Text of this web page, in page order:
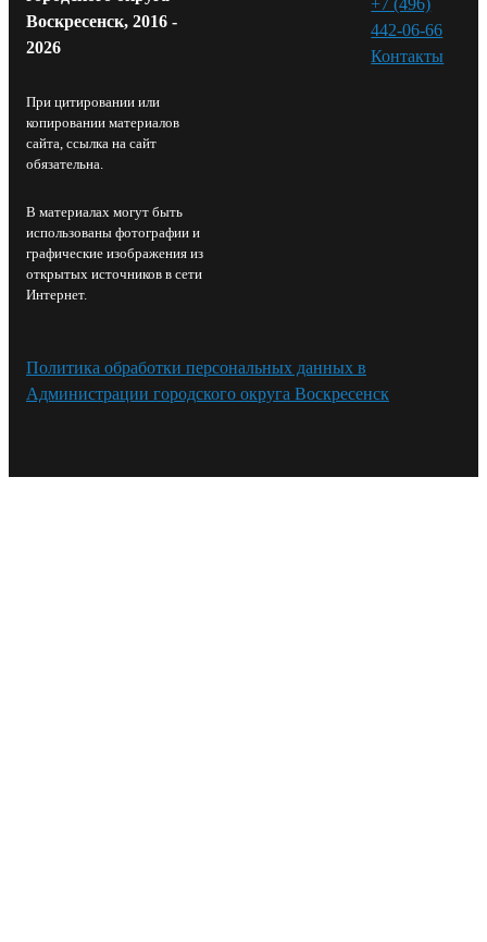
Воскресенск, 2016 -
2026
При цитировании или
копировании материалов
сайта, ссылка на сайт
обязательна.
В материалах могут быть
использованы фотографии и
графические изображения из
открытых источников в сети
Интернет.
442-06-66
Контакты⁠
Политика обработки персональных данных в
Администрации городского округа Воскресенск